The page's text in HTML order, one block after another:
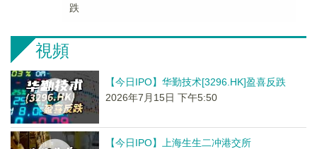
跌
視頻
【今日IPO】华勤技术[3296.HK]盈喜反跌
2026年7月15日 下午5:50
【今日IPO】上海生生二冲港交所